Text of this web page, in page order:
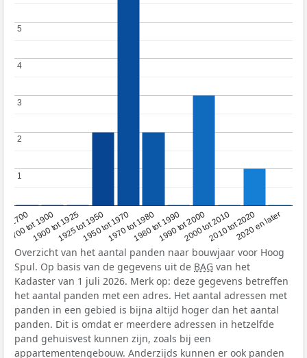
1700
1700 tot 1900
1900 tot 19251925 tot 19501950 tot 19701970 tot 19801980 tot 19901990 tot 20002000 tot 20102010 tot 20202020 en later
1
1
2
2
3
3
4
4
5
5
Overzicht van het aantal panden naar bouwjaar voor Hoog
Spul. Op basis van de gegevens uit de BAG van het
Kadaster van 1 juli 2026. Merk op: deze gegevens betreffen
het aantal panden met een adres. Het aantal adressen met
panden in een gebied is bijna altijd hoger dan het aantal
panden. Dit is omdat er meerdere adressen in hetzelfde
pand gehuisvest kunnen zijn, zoals bij een
appartementengebouw. Anderzijds kunnen er ook panden